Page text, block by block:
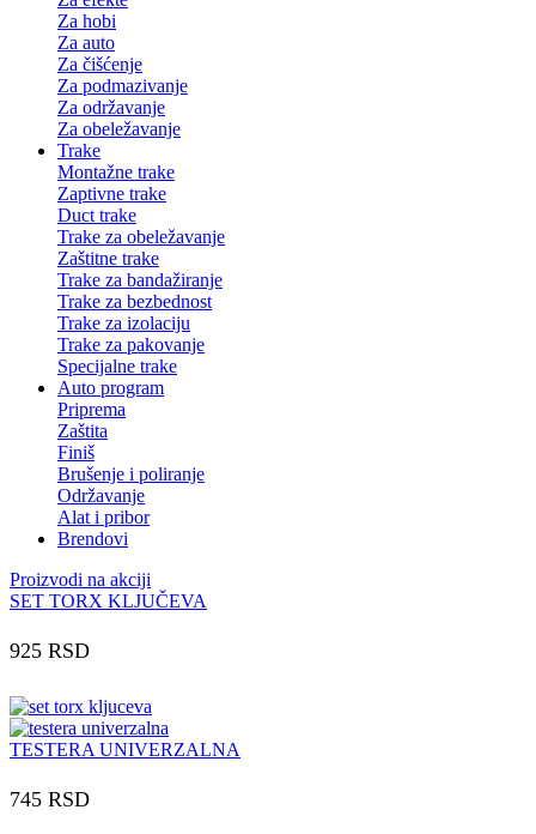
Za hobi
Za auto
Za čišćenje
Za podmazivanje
Za održavanje
Za obeležavanje
Trake
Montažne trake
Zaptivne trake
Duct trake
Trake za obeležavanje
Zaštitne trake
Trake za bandažiranje
Trake za bezbednost
Trake za izolaciju
Trake za pakovanje
Specijalne trake
Auto program
Priprema
Zaštita
Finiš
Brušenje i poliranje
Održavanje
Alat i pribor
Brendovi
Proizvodi na akciji
SET TORX KLJUČEVA
925 RSD
TESTERA UNIVERZALNA
745 RSD